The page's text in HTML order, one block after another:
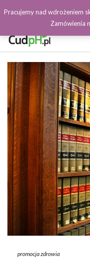
promocja zdrowia
Pracujemy nad wdrożeniem
Zamówienia